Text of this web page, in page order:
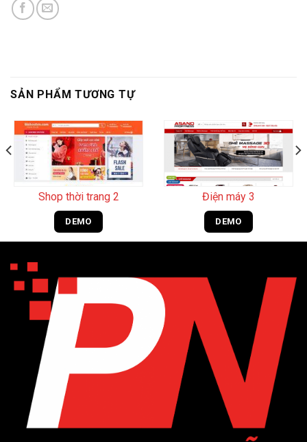
SẢN PHẨM TƯƠNG TỰ
Shop thời trang 2
DEMO
Điện máy 3
DEMO